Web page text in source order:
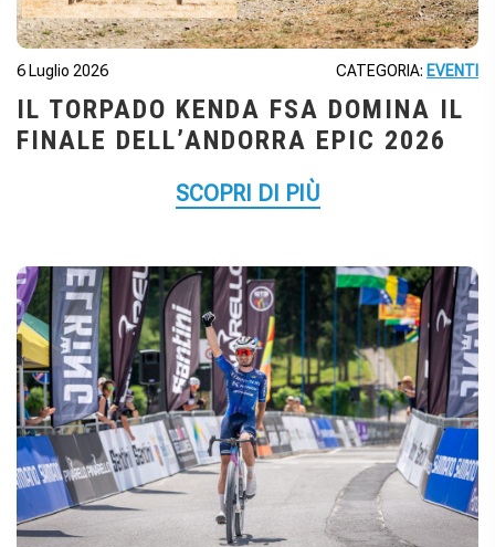
6 Luglio 2026 CATEGORIA: EVENTI
IL TORPADO KENDA FSA DOMINA IL
FINALE DELL’ANDORRA EPIC 2026
SCOPRI DI PIÙ